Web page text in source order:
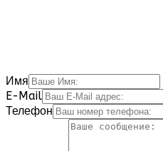
Имя
E-Mail
Телефон